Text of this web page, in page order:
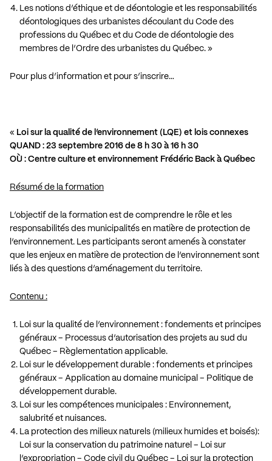
Les notions d’éthique et de déontologie et les responsabilités
déontologiques des urbanistes découlant du Code des
professions du Québec et du Code de déontologie des
membres de l’Ordre des urbanistes du Québec. »
Pour plus d’information et pour s’inscrire…
« Loi sur la qualité de l’environnement (LQE) et lois connexes
QUAND : 23 septembre 2016 de 8 h 30 à 16 h 30
OÙ : Centre culture et environnement Frédéric Back à Québec
Résumé de la formation
L’objectif de la formation est de comprendre le rôle et les
responsabilités des municipalités en matière de protection de
l’environnement. Les participants seront amenés à constater
que les enjeux en matière de protection de l’environnement sont
liés à des questions d’aménagement du territoire.
Contenu :
Loi sur la qualité de l’environnement : fondements et principes
généraux – Processus d’autorisation des projets au sud du
Québec – Règlementation applicable.
Loi sur le développement durable : fondements et principes
généraux – Application au domaine municipal – Politique de
développement durable.
Loi sur les compétences municipales : Environnement,
salubrité et nuisances.
La protection des milieux naturels (milieux humides et boisés):
Loi sur la conservation du patrimoine naturel – Loi sur
l’expropriation – Code civil du Québec – Loi sur la protection